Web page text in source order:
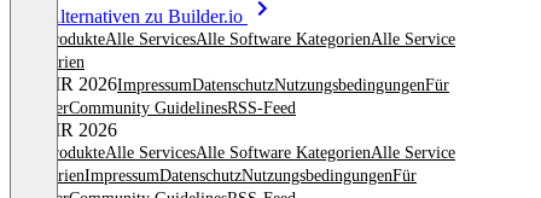
Alle Alternativen zu Builder.io
Alle ProdukteAlle ServicesAlle Software KategorienAlle Service
Kategorien
© OMR 2026ImpressumDatenschutzNutzungsbedingungenFür
AnbieterCommunity GuidelinesRSS-Feed
© OMR 2026
Alle ProdukteAlle ServicesAlle Software KategorienAlle Service
KategorienImpressumDatenschutzNutzungsbedingungenFür